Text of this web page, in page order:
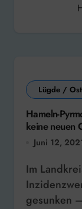
Lügde /
Hameln-
keine neuen
Juni 12,
Im Landkreis Hameln-Pyrmont ist der
gesunken